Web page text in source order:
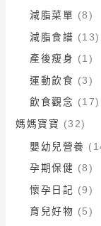
減脂菜單 (8)
減脂食譜 (13)
產後瘦身 (1)
運動飲食 (3)
飲食觀念 (17)
媽媽寶寶 (32)
嬰幼兒營養
孕期保健 (8)
懷孕日記 (9)
育兒好物 (5)